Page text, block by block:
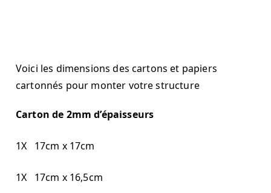
Voici les dimensions des cartons et papiers
cartonnés pour monter votre structure
Carton de 2mm d’épaisseurs
1X 17cm x 17cm
1X 17cm x 16,5cm